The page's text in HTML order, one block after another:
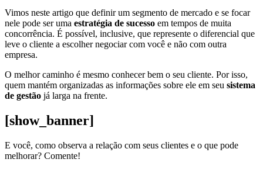
Vimos neste artigo que definir um segmento de mercado e se focar
nele pode ser uma estratégia de sucesso em tempos de muita
concorrência. É possível, inclusive, que represente o diferencial que
leve o cliente a escolher negociar com você e não com outra
empresa.
O melhor caminho é mesmo conhecer bem o seu cliente. Por isso,
quem mantém organizadas as informações sobre ele em seu sistema
de gestão já larga na frente.
[show_banner]
E você, como observa a relação com seus clientes e o que pode
melhorar? Comente!